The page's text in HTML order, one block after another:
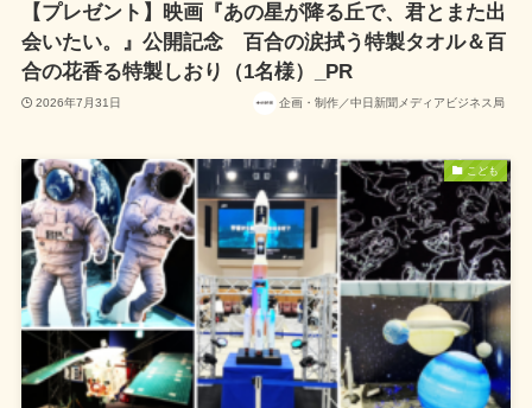
【プレゼント】映画『あの星が降る丘で、君とまた出
会いたい。』公開記念 百合の涙拭う特製タオル＆百
合の花香る特製しおり（1名様）_PR
2026年7月31日 企画・制作／中日新聞メディアビジネス局
こども